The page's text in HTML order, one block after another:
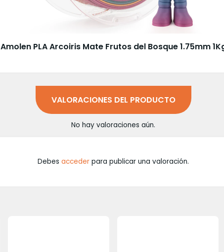
Amolen PLA Arcoiris Mate Frutos del Bosque 1.75mm
VALORACIONES DEL PRODUCTO
No hay valoraciones aún.
Debes acceder para publicar una valoración.